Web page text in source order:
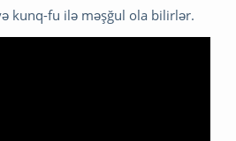
kunq-fu ilə məşğul ola bilirlər.